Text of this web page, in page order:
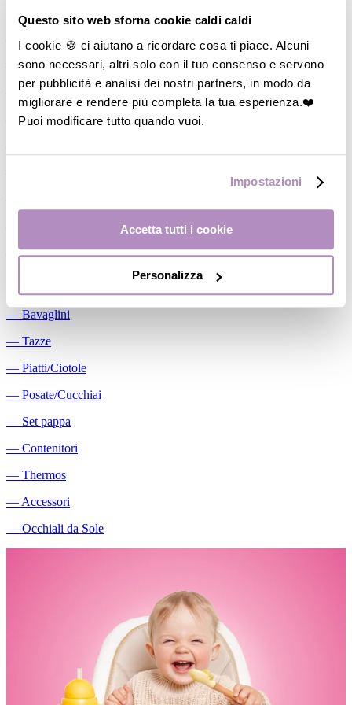
Questo sito web sforna cookie caldi caldi
I cookie 🍪 ci aiutano a ricordare cosa ti piace. Alcuni
sono necessari, altri solo con il tuo consenso e servono
per pubblicità e analisi dei nostri partners, in modo da
migliorare e rendere più completa la tua esperienza.❤️
Puoi modificare tutto quando vuoi.
Impostazioni
Accetta tutti i cookie
Personalizza
―
Cuscini allattamento
―Biberon
―
Tettarelle
―Succhietti
Conservalatte Materno
―Massaggiagengive
― Bavaglini
― Tazze
― Piatti/Ciotole
― Posate/Cucchiai
― Set pappa
― Contenitori
― Thermos
― Accessori
― Occhiali da Sole